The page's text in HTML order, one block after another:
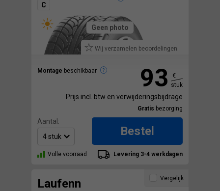
C
Wij verzamelen beoordelingen.
Montage beschikbaar
Geen photo
93
€
stuk
Prijs incl. btw en verwijderingsbijdrage
Gratis bezorging
Aantal:
Bestel
Volle voorraad Levering 3-4 werkdagen
Laufenn Vergelijk